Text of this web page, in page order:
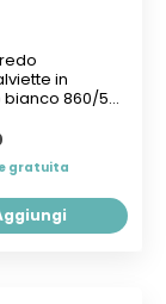
in
860/500
gratuita